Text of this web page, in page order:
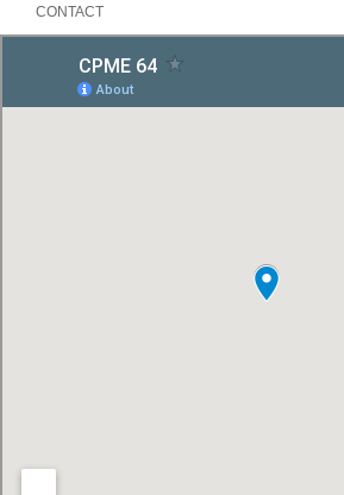
CONTACT